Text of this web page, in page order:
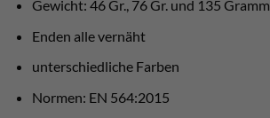
Gewicht: 46 Gr., 76 Gr. und 135 Gramm
Enden alle vernäht
unterschiedliche Farben
Normen: EN 564:2015